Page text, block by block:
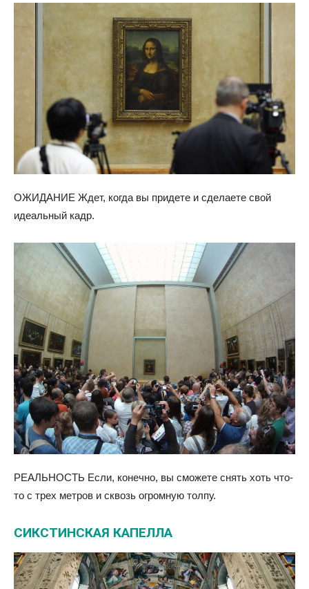
ОЖИДАНИЕ Ждет, когда вы придете и сделаете свой
идеальный кадр.
РЕАЛЬНОСТЬ Если, конечно, вы сможете снять хоть что-
то с трех метров и сквозь огромную толпу.
СИКСТИНСКАЯ КАПЕЛЛА